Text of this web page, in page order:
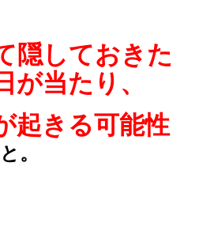
隠しておきた
が当たり、
起きる可能性
。